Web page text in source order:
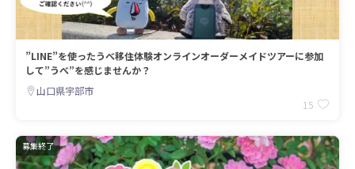
”LINE”を使ったうべ移住体験オンラインオーダーメイドツアーに参加
して”うべ”を感じませんか？
山口県宇部市
15
募集終了